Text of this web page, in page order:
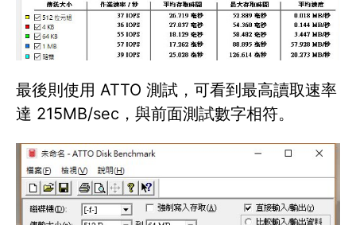
最後則使用 ATTO 測試，可看到最高讀取速率
達 215MB/sec，與前面測試數字相符。